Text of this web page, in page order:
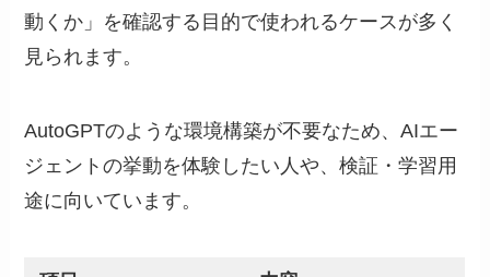
動くか」を確認する目的で使われるケースが多く
見られます。
AutoGPTのような環境構築が不要なため、AIエー
ジェントの挙動を体験したい人や、検証・学習用
途に向いています。